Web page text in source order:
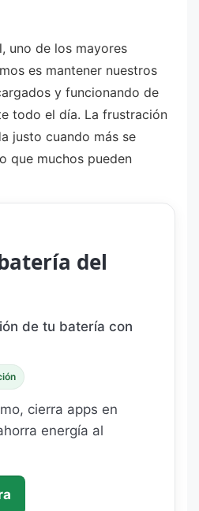
uno de los mayores
es mantener nuestros
y funcionando de
todo el día. La frustración
justo cuando más se
que muchos pueden
del
de tu batería con
cierra apps en
energía al